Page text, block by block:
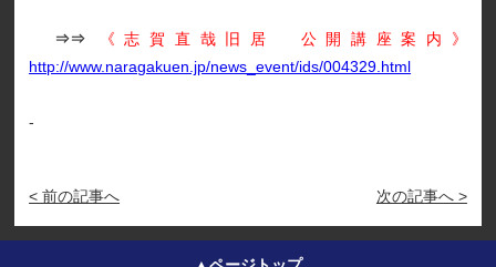
⇒⇒
《志賀直哉旧居 公開講座案内》
http://www.naragakuen.jp/news_event/ids/004329.html
-
< 前の記事へ 次の記事へ >